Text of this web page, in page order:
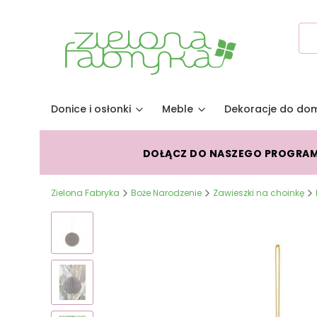
Donice i osłonki Meble Dekoracje do
DOŁĄCZ DO NASZEGO
Zielona Fabryka Boże Narodzenie Zawieszki na choinkę